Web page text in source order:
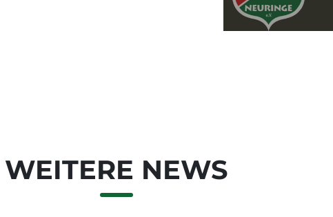
WEITERE NEWS